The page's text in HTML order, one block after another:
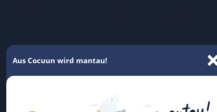
Aus Cocuun wird mantau!